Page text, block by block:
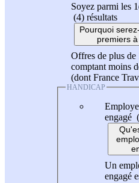
Soyez parmi les
(4) résultats
Pourquoi
premiers
Offres de plus de
comptant moins
(dont France
HANDICAP
engagé
Un
engagé